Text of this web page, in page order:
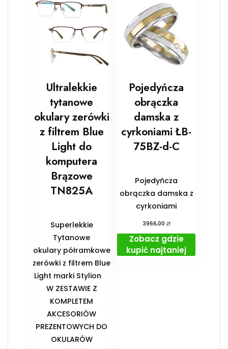
Ultralekkie
tytanowe
okulary zerówki
z filtrem Blue
Light do
komputera
Brązowe
TN825A
Superlekkie
Tytanowe
okulary półramkowe
zerówki z filtrem Blue
Light marki Stylion
️W ZESTAWIE Z
KOMPLETEM
AKCESORIÓW
PREZENTOWYCH DO
OKULARÓW️
Pojedyńcza
obrączka
damska z
cyrkoniami ŁB-
75BZ-d-C
Pojedyńcza
obrączka damska z
cyrkoniami
3966,00 zł
Zobacz gdzie
kupić najtaniej